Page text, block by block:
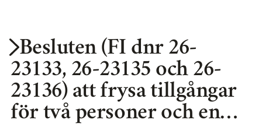
Besluten (FI dnr 26-
23133, 26-23135 och 26-
23136) att frysa tillgångar
för två personer och en…